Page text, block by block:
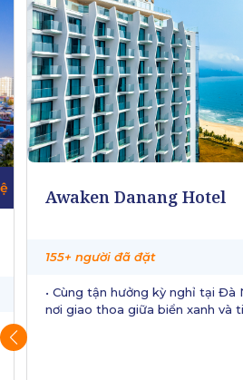
Awaken Danang Hotel
155+ người đã đặt
• Cùng tận hưởng kỳ nghỉ tại Đà
nơi giao thoa giữa biển xanh và